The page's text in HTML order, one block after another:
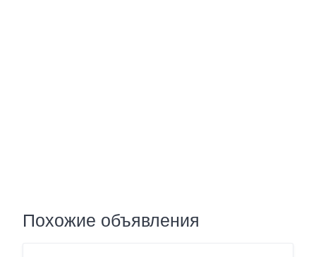
Похожие объявления